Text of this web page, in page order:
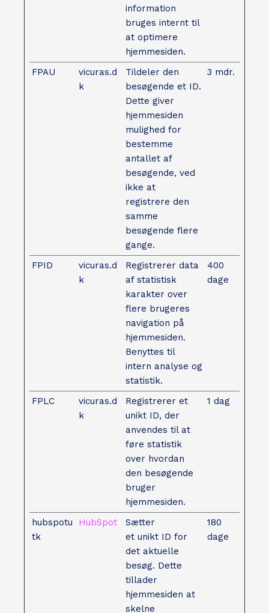
information
bruges internt til
at optimere
hjemmesiden.
FPAU
vicuras.d
k
Tildeler den
besøgende et ID.
Dette giver
hjemmesiden
mulighed for
bestemme
antallet af
besøgende, ved
ikke at
registrere den
samme
besøgende flere
gange.
3 mdr.
FPID
vicuras.d
k
Registrerer data
af statistisk
karakter over
flere brugeres
navigation på
hjemmesiden.
Benyttes til
intern analyse og
statistik.
400
dage
FPLC
vicuras.d
k
Registrerer et
unikt ID, der
anvendes til at
føre statistik
over hvordan
den besøgende
bruger
hjemmesiden.
1 dag
hubspotu
tk
HubSpot
Sætter
et unikt ID for
det aktuelle
besøg. Dette
tillader
hjemmesiden at
skelne
180
dage